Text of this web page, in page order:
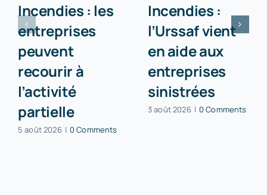
Incendies : les
entreprises
peuvent
recourir à
l’activité
partielle
5 août 2026 | 0 Comments
Incendies :
l’Urssaf vient
en aide aux
entreprises
sinistrées
3 août 2026 | 0 Comments